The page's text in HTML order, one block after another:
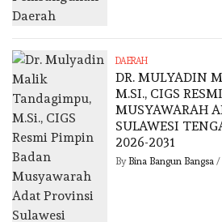
DAERAH
DR. MULYADIN
M.SI., CIGS
MUSYAWARAH
SULAWESI
2026-2031
By Bina Bangun Bangsa/